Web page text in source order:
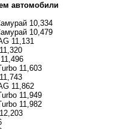
автомобили
10,334
10,479
11,131
11,603
11,862
11,949
11,982